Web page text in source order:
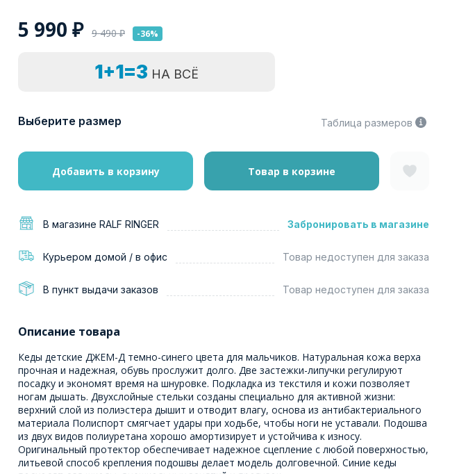
5 990 ₽ 9 490₽ -36%
1+1=3 НА ВСЁ
Выберите размер Таблица размеров
Добавить в корзину Товар в корзине
В магазине RALF RINGER Забронировать в магазине
Курьером домой / в офис Товар недоступен для заказа
В пункт выдачи заказов Товар недоступен для заказа
Описание товара
Кеды детские ДЖЕМ-Д темно-синего цвета для мальчиков. Натуральная кожа верха
прочная и надежная, обувь прослужит долго. Две застежки-липучки регулируют
посадку и экономят время на шнуровке. Подкладка из текстиля и кожи позволяет
ногам дышать. Двухслойные стельки созданы специально для активной жизни:
верхний слой из полиэстера дышит и отводит влагу, основа из антибактериального
материала Полиспорт смягчает удары при ходьбе, чтобы ноги не уставали. Подошва
из двух видов полиуретана хорошо амортизирует и устойчива к износу.
Оригинальный протектор обеспечивает надежное сцепление с любой поверхностью,
литьевой способ крепления подошвы делает модель долговечной. Синие кеды